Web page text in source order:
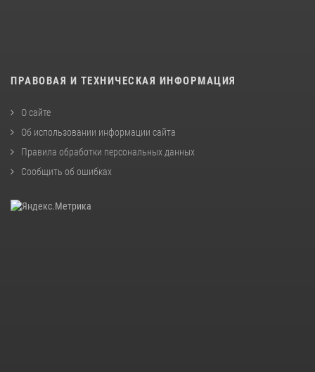
ПРАВОВАЯ И ТЕХНИЧЕСКАЯ ИНФОРМАЦИЯ
О сайте
Об использовании информации сайта
Правила обработки персональных данных
Сообщить об ошибках